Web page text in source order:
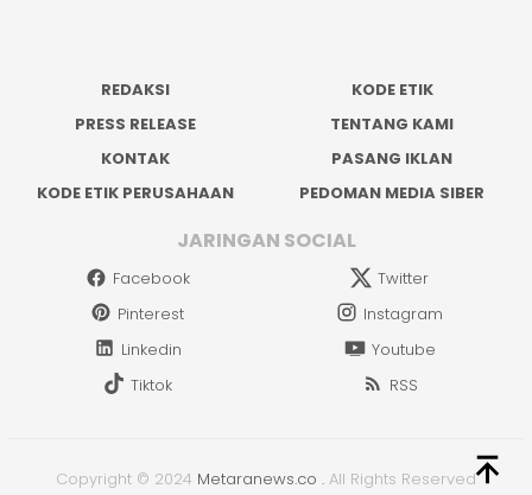
REDAKSI
KODE ETIK
PRESS RELEASE
TENTANG KAMI
KONTAK
PASANG IKLAN
KODE ETIK PERUSAHAAN
PEDOMAN MEDIA SIBER
JARINGAN SOCIAL
Facebook
Twitter
Pinterest
Instagram
Linkedin
Youtube
Tiktok
RSS
Copyright © 2024 Metaranews.co . All Rights Reserved